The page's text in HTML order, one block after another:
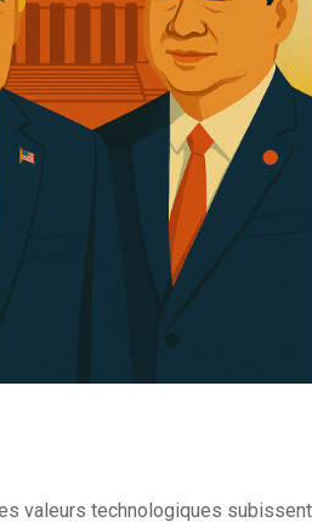
valeurs technologiques